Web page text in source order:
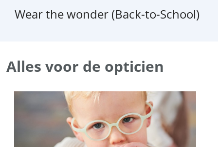
Wear the wonder (Back-to-School)
Home
Alles voor de opticien